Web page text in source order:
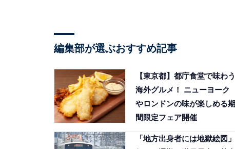
編集部が選ぶおすすめ記事
【東京都】都庁食堂で味わう
海外グルメ！ ニューヨーク
やロンドンの味が楽しめる期
間限定フェア開催
「地方出身者には地獄絵図」